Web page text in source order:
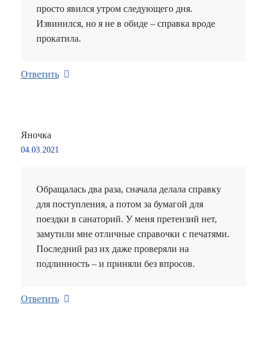
просто явился утром следующего дня.
Извинился, но я не в обиде – справка вроде
прокатила.
Ответить
Яночка
04.03.2021
Обращалась два раза, сначала делала справку
для поступления, а потом за бумагой для
поездки в санаторий. У меня претензий нет,
замутили мне отличные справочки с печатями.
Последний раз их даже проверяли на
подлинность – и приняли без впросов.
Ответить